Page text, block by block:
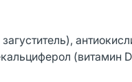
(витамин